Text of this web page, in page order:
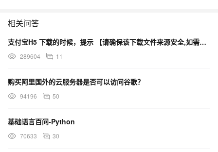
相关问答
支付宝H5 下载的时候，提示 【请确保该下载文件来源安全,如需浏览,请长按网址复制后使用浏览器访问】
289604 11
购买阿里国外的云服务器是否可以访问谷歌？
94196 50
基础语言百问-Python
70633 30